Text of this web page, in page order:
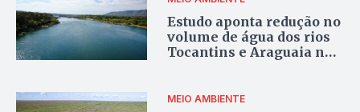
Estudo aponta redução no
volume de água dos rios
Tocantins e Araguaia nas
MEIO AMBIENTE